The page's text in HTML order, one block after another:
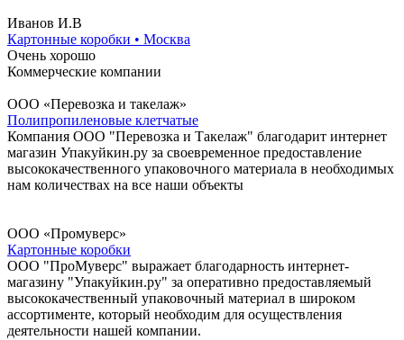
Иванов И.В
Картонные коробки • Москва
Очень хорошо
Коммерческие компании
ООО «Перевозка и такелаж»
Полипропиленовые клетчатые
Компания ООО "Перевозка и Такелаж" благодарит интернет
магазин Упакуйкин.ру за своевременное предоставление
высококачественного упаковочного материала в необходимых
нам количествах на все наши объекты
ООО «Промуверс»
Картонные коробки
ООО "ПроМуверс" выражает благодарность интернет-
магазину "Упакуйкин.ру" за оперативно предоставляемый
высококачественный упаковочный материал в широком
ассортименте, который необходим для осуществления
деятельности нашей компании.